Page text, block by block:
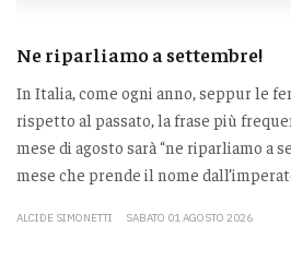
Ne riparliamo a settembre!
In Italia, come ogni anno, seppur le
rispetto al passato, la frase più
mese di agosto sarà “ne riparliamo a
mese che prende il nome
ALCIDE SIMONETTI SABATO 01 AGOSTO 2026